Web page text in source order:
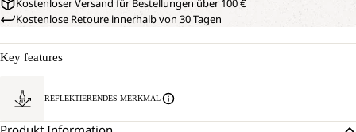
Kostenloser Versand für Bestellungen über 100 €
Kostenlose Retoure innerhalb von 30 Tagen
Key features
REFLEKTIERENDES MERKMAL